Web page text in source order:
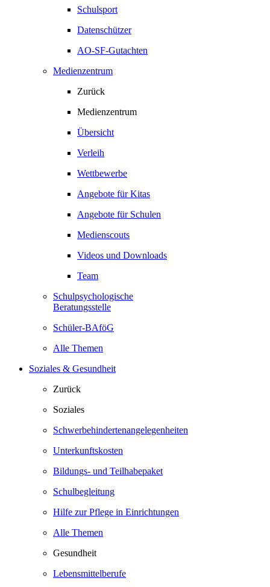
Schulsport
Datenschützer
AO-SF-Gutachten
Medienzentrum
Zurück
Medienzentrum
Übersicht
Verleih
Wettbewerbe
Angebote für Kitas
Angebote für Schulen
Medienscouts
Videos und Downloads
Team
Schulpsychologische
Beratungsstelle
Schüler-BAföG
Alle Themen
Soziales & Gesundheit
Zurück
Soziales
Schwerbehindertenangelegenheiten
Unterkunftskosten
Bildungs- und Teilhabepaket
Schulbegleitung
Hilfe zur Pflege in Einrichtungen
Alle Themen
Gesundheit
Lebensmittelberufe